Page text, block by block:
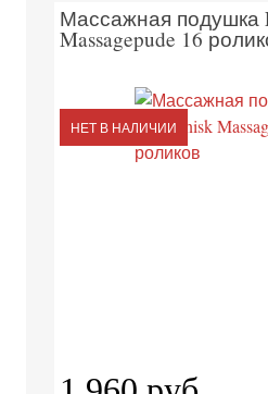
Массажная подушка
Massagepude 16
НЕТ В НАЛИЧИИ